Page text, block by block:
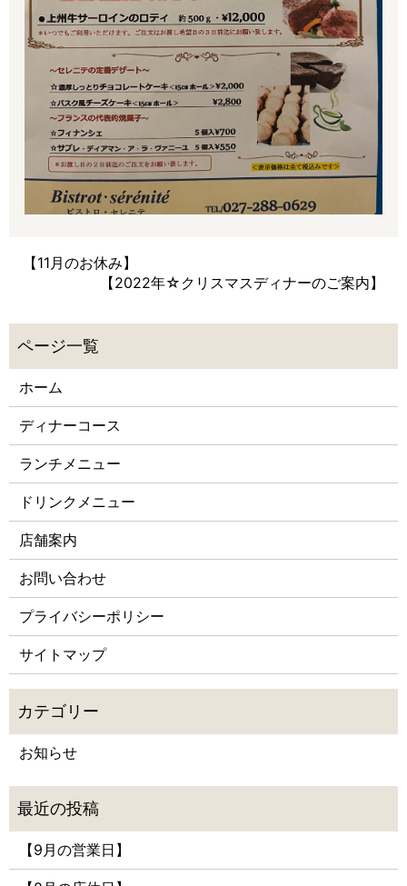
【11月のお休み】
【2022年☆クリスマスディナーのご案内】
ホーム
ディナーコース
ランチメニュー
ドリンクメニュー
店舗案内
お問い合わせ
プライバシーポリシー
サイトマップ
お知らせ
【9月の営業日】